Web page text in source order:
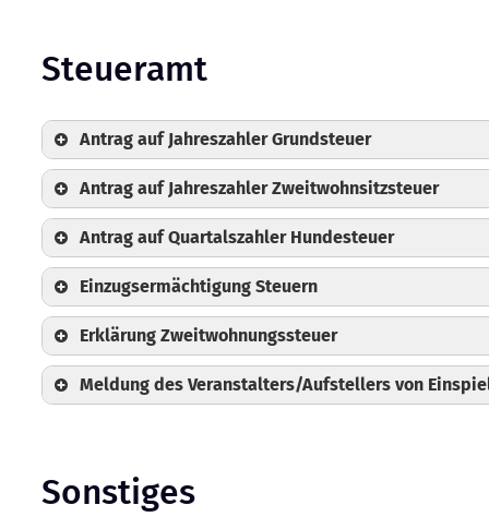
Steueramt
Antrag auf Jahreszahler Grundsteuer
Antrag auf Jahreszahler Zweitwohnsitzsteuer
Antrag auf Quartalszahler Hundesteuer
Einzugsermächtigung Steuern
Erklärung Zweitwohnungssteuer
Meldung des Veranstalters/Aufstellers von
Gemeinde Berkenbrück
Gemeinde Briesen (Mark)
Sonstiges